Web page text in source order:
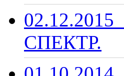
02.12.2015
СПЕКТР.